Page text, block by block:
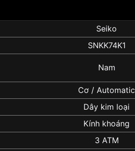
Seiko
SNKK74K1
Nam
Cơ / Automatic
Dây kim loại
Kính khoáng
3 ATM